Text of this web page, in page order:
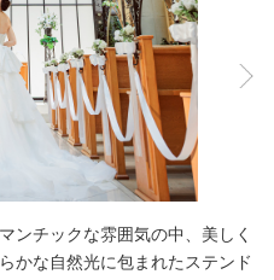
ンチックな雰囲気の中、美しく
かな自然光に包まれたステンド